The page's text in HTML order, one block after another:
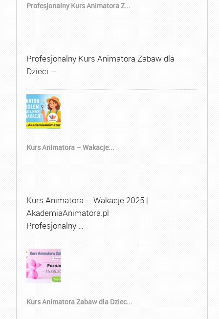
Profesjonalny Kurs Animatora Z...
Profesjonalny Kurs Animatora Zabaw dla
Dzieci — …
Kurs Animatora – Wakacje...
Kurs Animatora – Wakacje 2025 |
AkademiaAnimatora.pl
Profesjonalny …
Kurs Animatora Zabaw dla Dziec...